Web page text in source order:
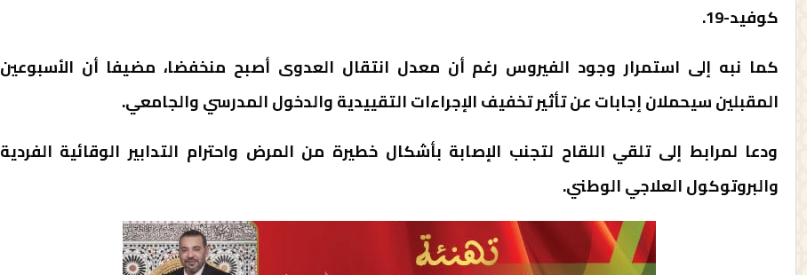
كوفيد-19.
كما نبه إلى استمرار وجود الفيروس رغم أن معدل انتقال العدوى أصبح منخفضا، مضيفا أن الأسبوعين
المقبلين سيحملان إجابات عن تأثير تخفيف الإجراءات التقييدية والدخول المدرسي والجامعي.
ودعا لمرابط إلى تلقي اللقاح لتجنب الإصابة بأشكال خطيرة من المرض واحترام التدابير الوقائية الفردية
والبروتوكول العلاجي الوطني.